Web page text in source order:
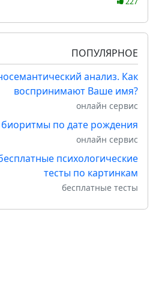
ПОПУЛЯРНОЕ
анализ. Как
воспринимают Ваше имя?
онлайн сервис
биоритмы по дате рождения
онлайн сервис
психологические
тесты по картинкам
бесплатные тесты